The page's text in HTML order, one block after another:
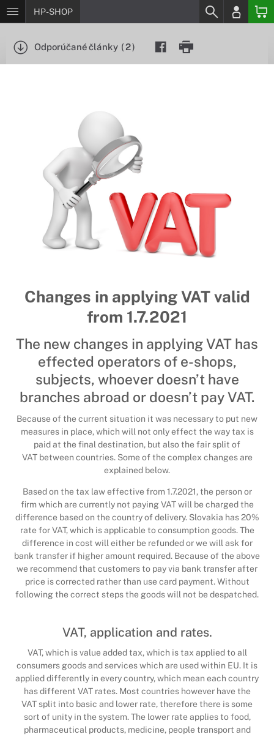
HP-SHOP
Odporúčané články (2)
Changes in applying VAT valid
from 1.7.2021
The new changes in applying VAT has
effected operators of e-shops,
subjects, whoever doesn’t have
branches abroad or doesn’t pay VAT.
Because of the current situation it was necessary to put new
measures in place, which will not only effect the way tax is
paid at the final destination, but also the fair split of
VAT between countries. Some of the complex changes are
explained below.
Based on the tax law effective from 1.7.2021, the person or
firm which are currently not paying VAT will be charged the
difference based on the country of delivery. Slovakia has 20%
rate for VAT, which is applicable to consumption goods. The
difference in cost will either be refunded or we will ask for
bank transfer if higher amount required. Because of the above
we recommend that customers to pay via bank transfer after
price is corrected rather than use card payment. Without
following the correct steps the goods will not be despatched.
VAT, application and rates.
VAT, which is value added tax, which is tax applied to all
consumers goods and services which are used within EU. It is
applied differently in every country, which mean each country
has different VAT rates. Most countries however have the
VAT split into basic and lower rate, therefore there is some
sort of unity in the system. The lower rate applies to food,
pharmaceutical products, medicine, people transport and